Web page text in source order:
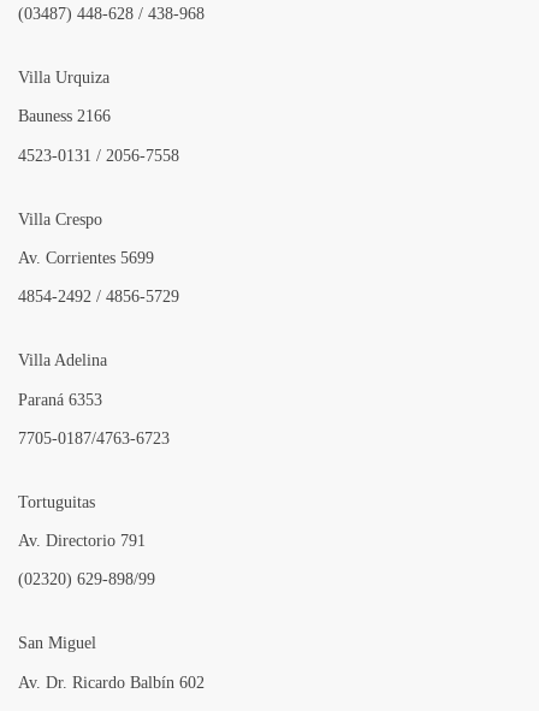
(03487) 448-628 / 438-968
Villa Urquiza
Bauness 2166
4523-0131 / 2056-7558
Villa Crespo
Av. Corrientes 5699
4854-2492 / 4856-5729
Villa Adelina
Paraná 6353
7705-0187/4763-6723
Tortuguitas
Av. Directorio 791
(02320) 629-898/99
San Miguel
Av. Dr. Ricardo Balbín 602